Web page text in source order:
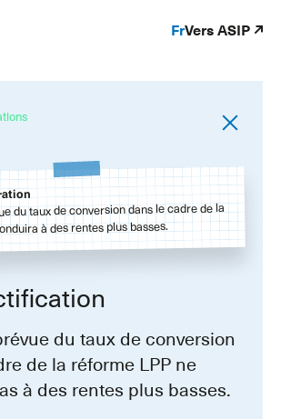
FrVers ASIP
du taux de conversion dans le cadre de la
à des rentes plus basses.
du taux de conversion
de la réforme LPP ne
à des rentes plus basses.